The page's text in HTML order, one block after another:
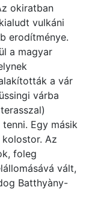
okiratban
vulkáni
erodítménye.
a magyar
a vár
várba
Egy másik
Az
foleg
vált,
Batthyàny-